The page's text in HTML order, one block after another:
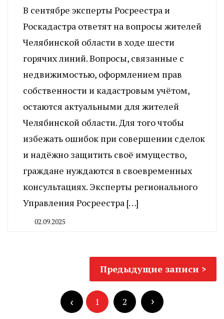
В сентябре эксперты Росреестра и
Роскадастра ответят на вопросы жителей
Челябинской области в ходе шести
горячих линий. Вопросы, связанные с
недвижимостью, оформлением прав
собственности и кадастровым учётом,
остаются актуальными для жителей
Челябинской области. Для того чтобы
избежать ошибок при совершении сделок
и надёжно защитить своё имущество,
граждане нуждаются в своевременных
консультациях. Эксперты регионального
Управления Росреестра […]
02.09.2025
Предыдущие записи
1 2